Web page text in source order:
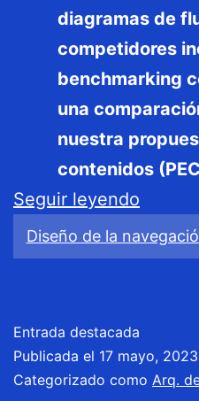
diagramas de
competidores
benchmarking
una
nuestra
contenidos
Seguir leyendo
/
Diseño
Diseño de la
Entrada destacada
Publicada el 17 mayo, 2023
Categorizado como Arq.